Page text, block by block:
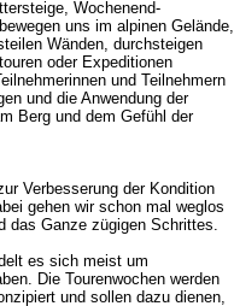
Wochenend-
uns im alpinen Gelände,
Wänden, durchsteigen
oder Expeditionen
und Teilnehmern
und die Anwendung der
Berg und dem Gefühl der
Verbesserung der Kondition
gehen wir schon mal weglos
das Ganze zügigen Schrittes.
es sich meist um
Die Tourenwochen werden
und sollen dazu dienen,